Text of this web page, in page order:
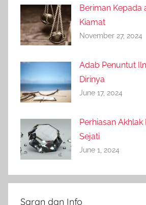
Beriman Kepada
Kiamat
November 27, 2024
Adab Penuntut
Dirinya
June 17, 2024
Perhiasan
Sejati
June 1, 2024
Saran dan Info